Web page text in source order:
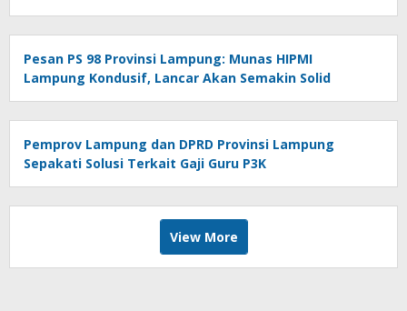
Pesan PS 98 Provinsi Lampung: Munas HIPMI
Lampung Kondusif, Lancar Akan Semakin Solid
Pemprov Lampung dan DPRD Provinsi Lampung
Sepakati Solusi Terkait Gaji Guru P3K
View More